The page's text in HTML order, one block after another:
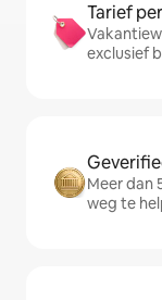
Tarief
exclusief
Meer dan
weg te